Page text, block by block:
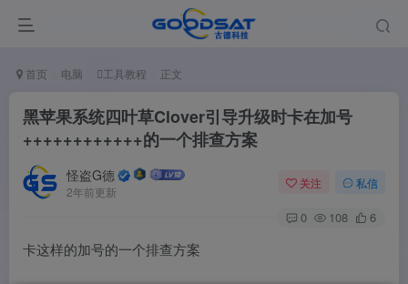
首页 电脑 工具教程 正文
黑苹果系统四叶草Clover引导升级时卡在加号
++++++++++++的一个排查方案
怪盗G德
2年前更新
关注 私信
0 108 6
卡这样的加号的一个排查方案